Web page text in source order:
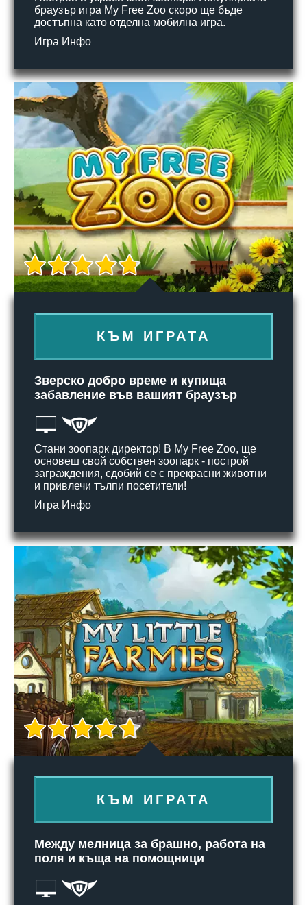
браузър игра My Free Zoo скоро ще бъде
достъпна като отделна мобилна игра.
Игра Инфо
КЪМ ИГРАТА
Зверско добро време и купища
забавление във вашият браузър
Стани зоопарк директор! В My Free Zoo, ще
основеш свой собствен зоопарк - построй
заграждения, сдобий се с прекрасни животни
и привлечи тълпи посетители!
Игра Инфо
КЪМ ИГРАТА
Между мелница за брашно, работа на
поля и къща на помощници